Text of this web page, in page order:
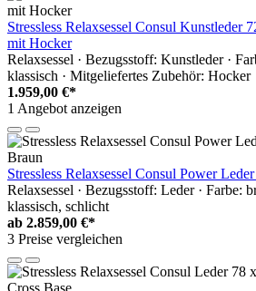
Stressless Relaxsessel Consul Kunstleder
mit Hocker
Relaxsessel · Bezugsstoff: Kunstleder ·
klassisch · Mitgeliefertes Zubehör: Hocker
1.959,00 €*
1 Angebot anzeigen
Stressless Relaxsessel Consul Power
Relaxsessel · Bezugsstoff: Leder · Farbe:
klassisch, schlicht
ab 2.859,00 €*
3 Preise vergleichen